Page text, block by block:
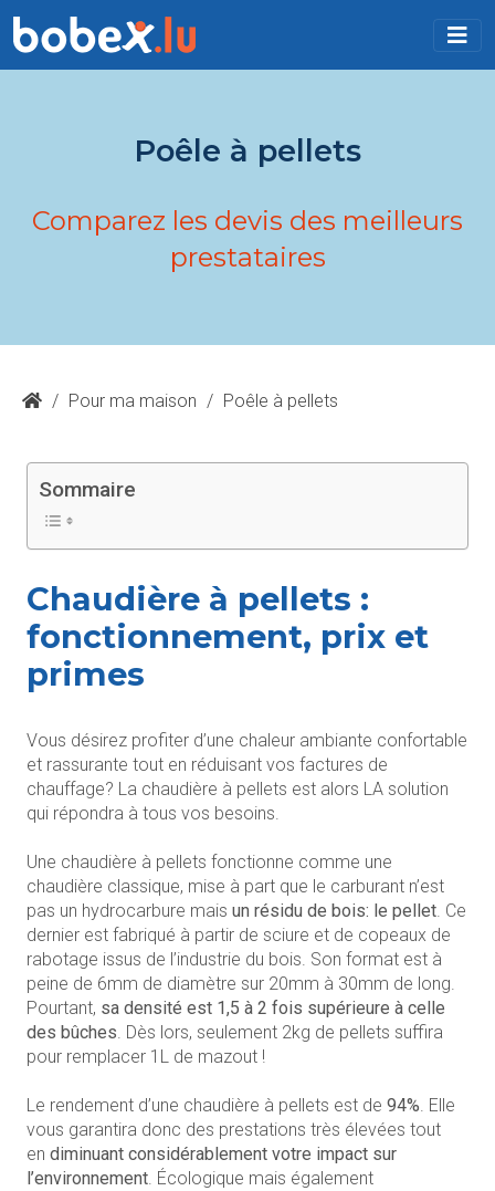
Poêle à pellets
Comparez les devis des meilleurs
prestataires
/ Pour ma maison / Poêle à pellets
Sommaire
Chaudière à pellets :
fonctionnement, prix et
primes
Vous désirez profiter d’une chaleur ambiante confortable
et rassurante tout en réduisant vos factures de
chauffage? La chaudière à pellets est alors LA solution
qui répondra à tous vos besoins.
Une chaudière à pellets fonctionne comme une
chaudière classique, mise à part que le carburant n’est
pas un hydrocarbure mais un résidu de bois: le pellet. Ce
dernier est fabriqué à partir de sciure et de copeaux de
rabotage issus de l’industrie du bois. Son format est à
peine de 6mm de diamètre sur 20mm à 30mm de long.
Pourtant, sa densité est 1,5 à 2 fois supérieure à celle
des bûches. Dès lors, seulement 2kg de pellets suffira
pour remplacer 1L de mazout !
Le rendement d’une chaudière à pellets est de 94%. Elle
vous garantira donc des prestations très élevées tout
en diminuant considérablement votre impact sur
l’environnement. Écologique mais également